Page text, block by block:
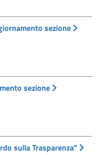
sezione
sezione
sulla Trasparenza"